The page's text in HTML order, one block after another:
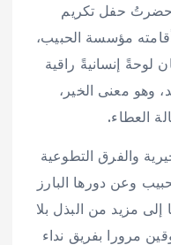
حضرتُ حفل تكريم
مؤسسة الحبيب،
لوحةً إنسانيةً راقية
وهو معنى الخير،
العطاء.
والفرق التطوعية
وعن دورها البارز
مزيد من البذل بلا
مرورا بفريق نداء